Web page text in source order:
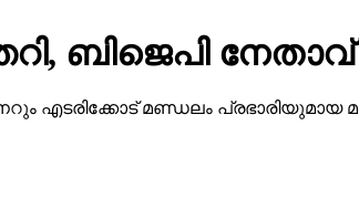
ബിജെപി നേതാവ്
എടരിക്കോട് മണ്ഡലം